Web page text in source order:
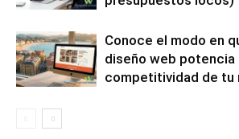
Conoce el modo en
diseño web potencia
competitividad de tu